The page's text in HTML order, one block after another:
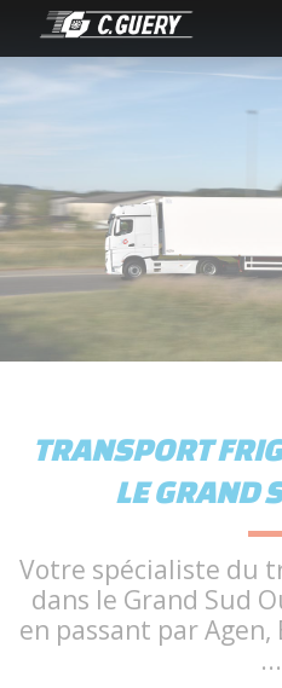
TRANSPORT
LE GRAND
Votre spécialiste du
dans le Grand Sud
en passant par
...